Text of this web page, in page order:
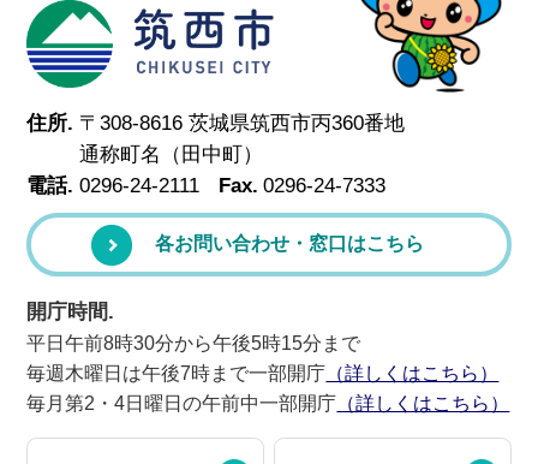
筑西市
住所. 〒308-8616 茨城県筑西市丙360番地
通称町名（田中町）
電話. 0296-24-2111 Fax. 0296-24-7333
各お問い合わせ・窓口はこちら
開庁時間.
平日午前8時30分から午後5時15分まで
毎週木曜日は午後7時まで一部開庁 （詳しくはこちら）
毎月第2・4日曜日の午前中一部開庁 （詳しくはこちら）